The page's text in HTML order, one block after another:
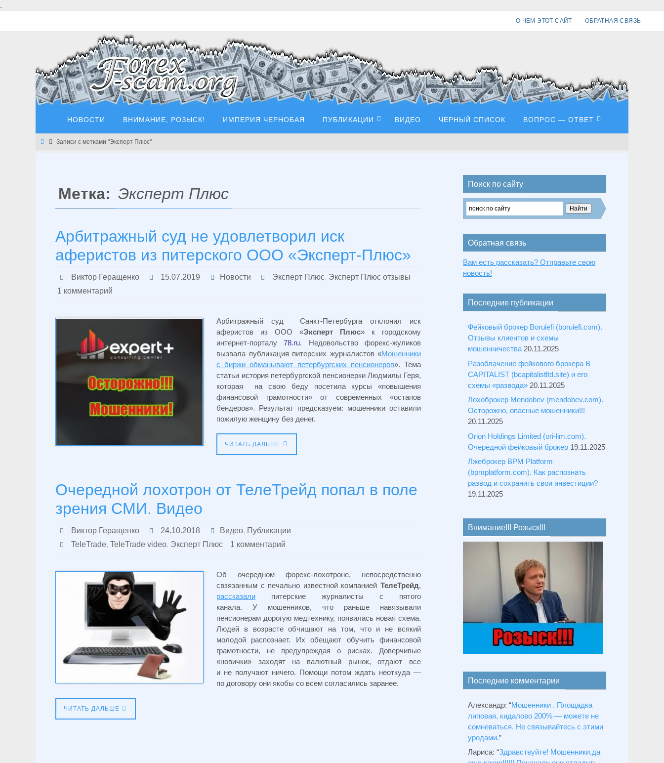
.
О ЧЕМ ЭТОТ САЙТ ОБРАТНАЯ СВЯЗЬ
НОВОСТИ ВНИМАНИЕ, РОЗЫСК! ИМПЕРИЯ ЧЕРНОБАЯ ПУБЛИКАЦИИ ВИДЕО ЧЕРНЫЙ СПИСОК ВОПРОС — ОТВЕТ
Главная
Записи с метками "Эксперт Плюс"
Метка: Эксперт Плюс
Арбитражный суд не удовлетворил иск
аферистов из питерского ООО «Эксперт-Плюс»
Виктор Геращенко 15.07.2019 Новости Эксперт Плюс, Эксперт Плюс отзывы
1 комментарий
Арбитражный суд Санкт-Петербурга отклонил иск
аферистов из ООО «Эксперт Плюс» к городскому
интернет-порталу78.ru. Недовольство форекс-жуликов
вызвала публикация питерских журналистов «Мошенники
с биржи обманывают петербургских пенсионеров». Тема
статьи история петербургской пенсионерки Людмилы Геря,
которая на свою беду посетила курсы «повышения
финансовой грамотности» от современных «остапов
бендеров». Результат предсказуем: мошенники оставили
пожилую женщину без денег.
ЧИТАТЬ ДАЛЬШЕ
Очередной лохотрон от ТелеТрейд попал в поле
зрения СМИ. Видео
Виктор Геращенко 24.10.2018 Видео, Публикации
TeleTrade, TeleTrade video, Эксперт Плюс 1 комментарий
Об очередном форекс-лохотроне, непосредственно
свзязанным с печально известной компанией ТелеТрейд,
рассказали питерские журналисты с пятого
канала. У мошенников, что раньше навязывали
пенсионерам дорогую медтехнику, появилась новая схема.
Людей в возрасте обчищают на том, что и не всякий
молодой распознает. Их обещают обучить финансовой
грамотности, не предупреждая о рисках. Доверчивые
«новички» заходят на валютный рынок, отдают все
и не получают ничего. Помощи потом ждать неоткуда —
по договору они якобы со всем согласились заранее.
ЧИТАТЬ ДАЛЬШЕ
Поиск по сайту
Обратная связь
Вам есть рассказать? Отправьте свою
новость!
Последние публикации
Фейковый брокер Boruiefi (boruiefi.com).
Отзывы клиентов и схемы
мошенничества 20.11.2025
Разоблачение фейкового брокера B
CAPITALIST (bcapitalistltd.site) и его
схемы «развода» 20.11.2025
Лохоброкер Mendobev (mendobev.com).
Осторожно, опасные мошенники!!!
20.11.2025
Orion Holdings Limited (ori-lim.com).
Очередной фейковый брокер 19.11.2025
Лжеброкер BPM Platform
(bpmplatform.com). Как распознать
развод и сохранить свои инвестиции?
19.11.2025
Внимание!!! Розыск!!!
Последние комментарии
Александр: “Мошенники . Площадка
липовая, кидалово 200% — можете не
сомневаться. Не связывайтесь с этими
уродами.”
Лариса: “Здравствуйтe! Мошенники,да